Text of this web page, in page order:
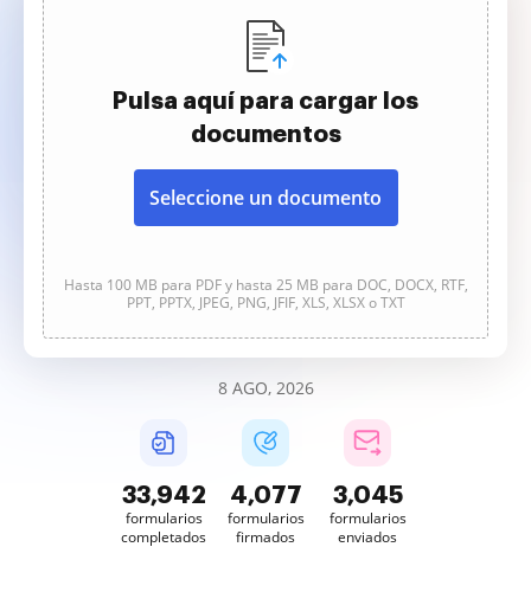
Pulsa aquí para cargar los
documentos
Seleccione un documento
Hasta 100 MB para PDF y hasta 25 MB para DOC, DOCX, RTF,
PPT, PPTX, JPEG, PNG, JFIF, XLS, XLSX o TXT
8 AGO, 2026
33,942
formularios
completados
4,077
formularios
firmados
3,045
formularios
enviados